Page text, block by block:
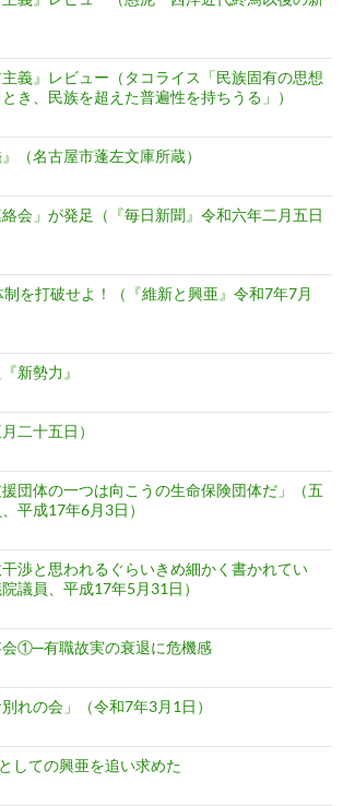
主義』レビュー（タコライス「民族固有の思想
き、民族を超えた普遍性を持ちうる」）
（名古屋市蓬左文庫所蔵）
絡会」が発足（『毎日新聞』令和六年二月五日
を打破せよ！（『維新と興亜』令和7年7月
新勢力』
二十五日）
援団体の一つは向こうの生命保険団体だ」（五
平成17年6月3日）
干渉と思われるぐらいきめ細かく書かれてい
議員、平成17年5月31日）
会①─有職故実の衰退に危機感
れの会」（令和7年3月1日）
しての興亜を追い求めた